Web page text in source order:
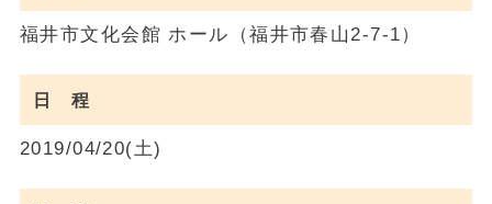
福井市文化会館 ホール（福井市春山2-7-1）
日 程
2019/04/20(土)